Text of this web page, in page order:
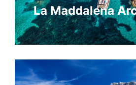
La Maddalena